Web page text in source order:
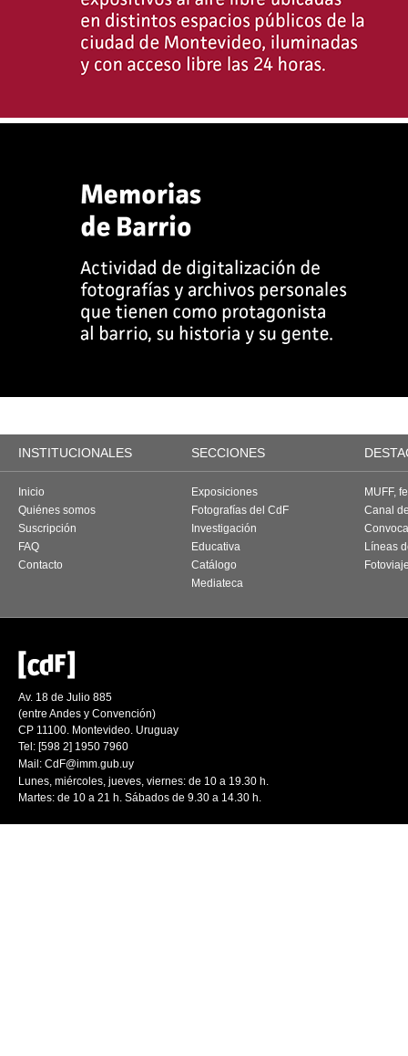
INSTITUCIONALES SECCIONES
Inicio
Quiénes somos
Suscripción
FAQ
Contacto
Exposiciones
Fotografías del CdF
Investigación
Educativa
Catálogo
Mediateca
MUFF,
Canal
Líneas
Av. 18 de Julio 885
(entre Andes y Convención)
CP 11100. Montevideo. Uruguay
Tel: [598 2] 1950 7960
Mail: CdF@imm.gub.uy
Lunes, miércoles, jueves, viernes: de 10 a 19.30 h.
Martes: de 10 a 21 h. Sábados de 9.30 a 14.30 h.